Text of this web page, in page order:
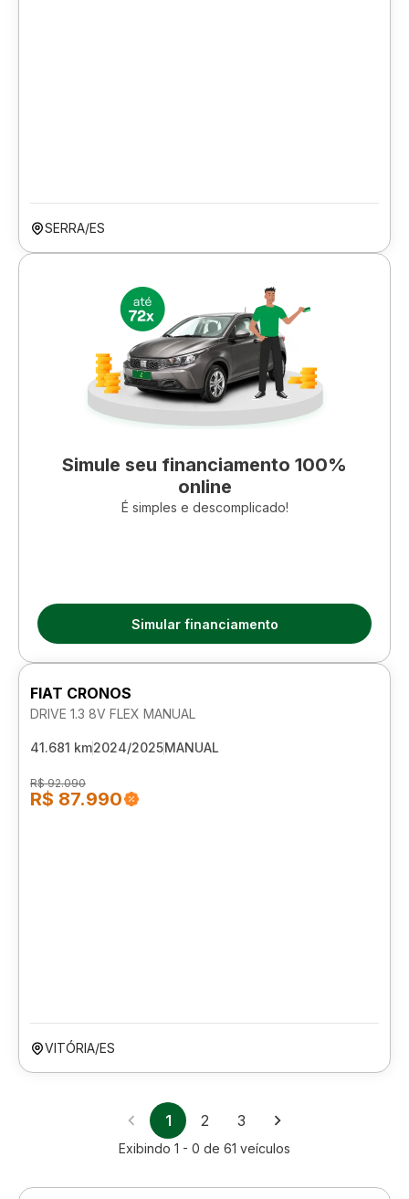
SERRA/ES
Simule seu financiamento 100%
online
É simples e descomplicado!
Simular financiamento
FIAT CRONOS
DRIVE 1.3 8V FLEX MANUAL
41.681 km2024/2025MANUAL
R$ 92.090
R$ 87.990
VITÓRIA/ES
1 2 3
Exibindo 1 - 0 de 61 veículos